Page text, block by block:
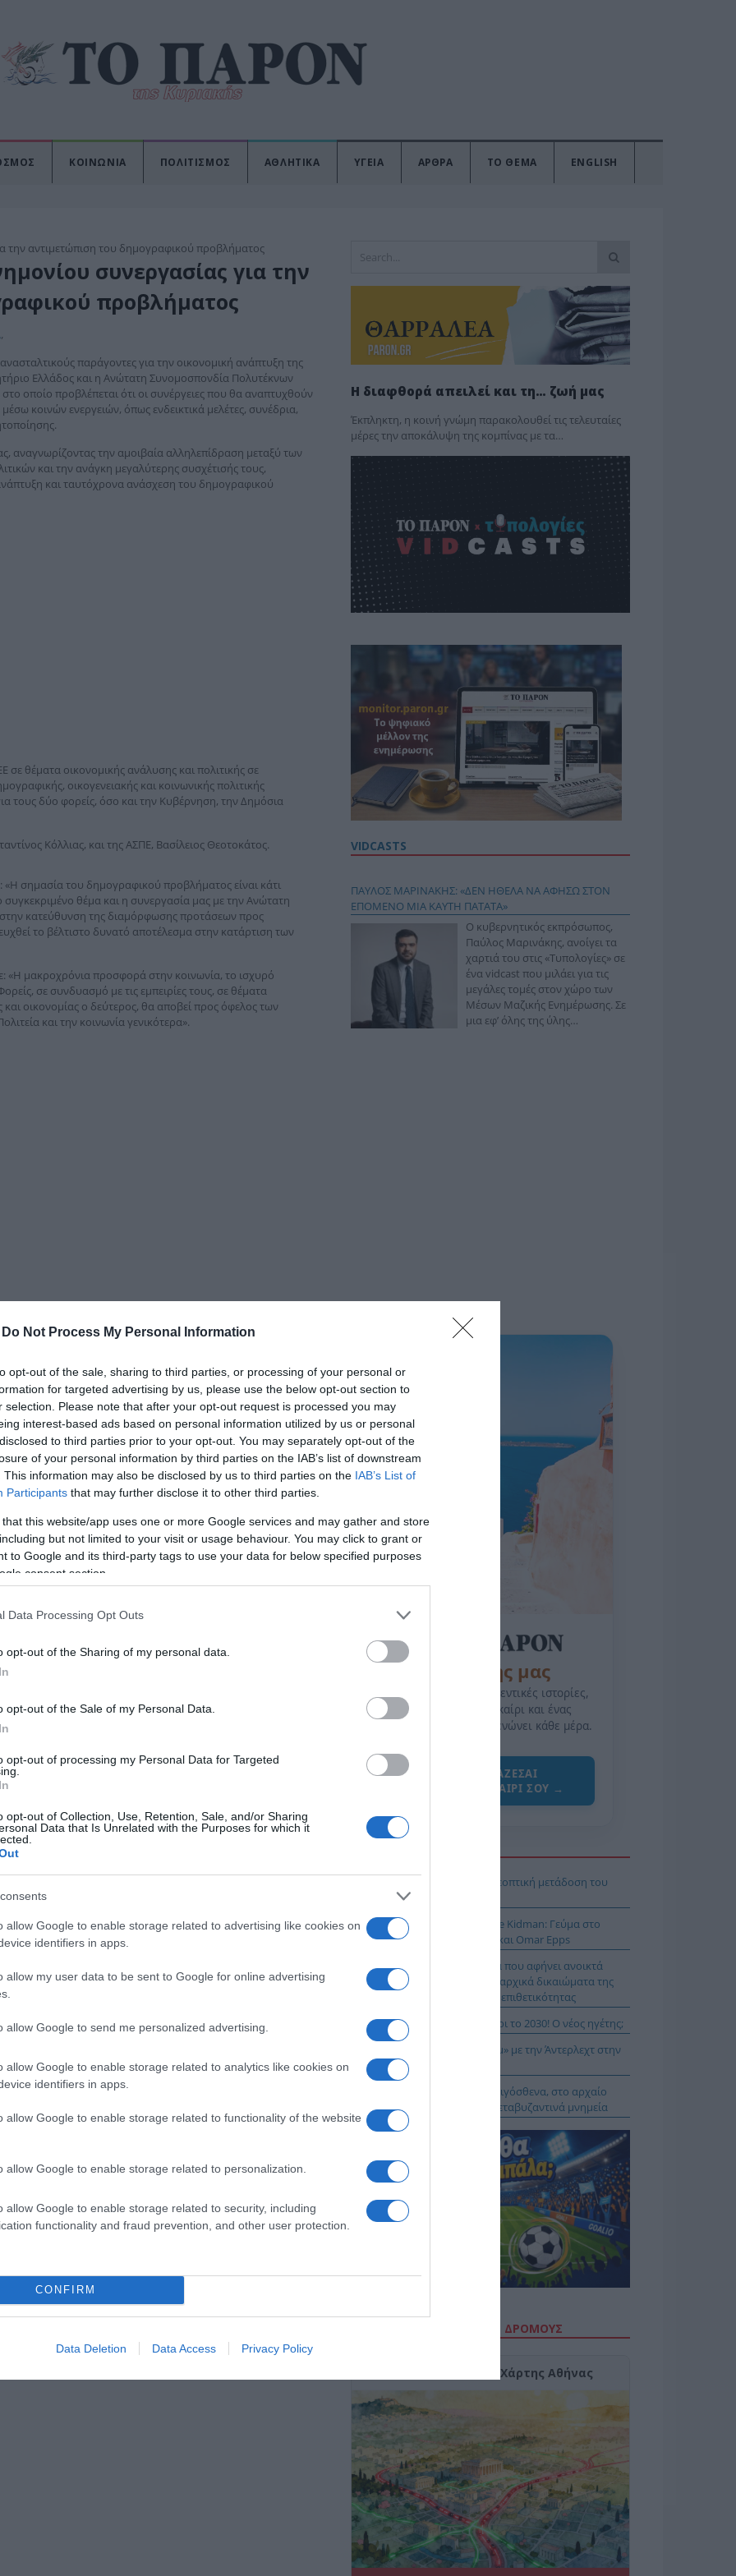
Do Not Process My Personal Information
opt-out of the sale, sharing to third parties, or processing of your personal or
for targeted advertising by us, please use the below opt-out section to
selection. Please note that after your opt-out request is processed you may
interest-based ads based on personal information utilized by us or personal
to third parties prior to your opt-out. You may separately opt-out of the
of your personal information by third parties on the IAB’s list of downstream
This information may also be disclosed by us to third parties on the IAB’s List of
Participants that may further disclose it to other third parties.
that this website/app uses one or more Google services and may gather and store
but not limited to your visit or usage behaviour. You may click to grant or
to Google and its third-party tags to use your data for below specified purposes
consent section.
Data Processing Opt Outs
opt-out of the Sharing of my personal data.
opt-out of the Sale of my Personal Data.
opt-out of processing my Personal Data for Targeted
opt-out of Collection, Use, Retention, Sale, and/or Sharing
Data that Is Unrelated with the Purposes for which it
allow Google to enable storage related to advertising like cookies on
identifiers in apps.
allow my user data to be sent to Google for online advertising
allow Google to send me personalized advertising.
allow Google to enable storage related to analytics like cookies on
identifiers in apps.
allow Google to enable storage related to functionality of the website
allow Google to enable storage related to personalization.
allow Google to enable storage related to security, including
functionality and fraud prevention, and other user protection.
CONFIRM
Data Deletion Data Access Privacy Policy
ΚΟΙΝΩΝΙΑ ΠΟΛΙΤΙΣΜΟΣ ΑΘΛΗΤΙΚΑ ΥΓΕΙΑ ΑΡΘΡΑ ΤΟ ΘΕΜΑ ENGLISH
συνεργασίας για την
προβλήματος
,
παράγοντες για την οικονομική ανάπτυξη της
Ελλάδος και η Ανώτατη Συνομοσπονδία Πολυτέκνων
οποίο προβλέπεται ότι οι συνέργειες που θα αναπτυχθούν
κοινών ενεργειών, όπως ενδεικτικά μελέτες, συνέδρια,
αναγνωρίζοντας την αμοιβαία αλληλεπίδραση μεταξύ των
και την ανάγκη μεγαλύτερης συσχέτισής τους,
και ταυτόχρονα ανάσχεση του δημογραφικού
σε θέματα οικονομικής ανάλυσης και πολιτικής σε
οικογενειακής και κοινωνικής πολιτικής
τους δύο φορείς, όσο και την Κυβέρνηση, την Δημόσια
Κόλλιας, και της ΑΣΠΕ, Βασίλειος Θεοτοκάτος.
σημασία του δημογραφικού προβλήματος είναι κάτι
θέμα και η συνεργασία μας με την Ανώτατη
κατεύθυνση της διαμόρφωσης προτάσεων προς
το βέλτιστο δυνατό αποτέλεσμα στην κατάρτιση των
«Η μακροχρόνια προσφορά στην κοινωνία, το ισχυρό
σε συνδυασμό με τις εμπειρίες τους, σε θέματα
οικονομίας ο δεύτερος, θα αποβεί προς όφελος των
και την κοινωνία γενικότερα».
Κίνδυνος-θάνατος οι σκαλωσιές
ό,τι πιο chic για τα beach looks σου
Πώς να φτιάξεις το αγαπημένο φαγητό
Τηλεοπτικά «Μαγειρέματα», Ψηφιακοί
Πόλεμοι και ένα… Τσουνάμι Αλλαγών: Η
των Ελληνικών Media
ΤΣΟΥΝΑΜΙ ψηφιακής οργής…
συμπαρασύρει την κυβέρνηση
Ο καιρός των επομένων ημερών:
βοριάδες και σταδιακή άνοδο της
θερμοκρασίας
Η διαφθορά απειλεί και τη… ζωή μας
Έκπληκτη, η κοινή γνώμη παρακολουθεί τις τελευταίες
μέρες την αποκάλυψη της κο­μπίνας με τα…
VIDCASTS
ΠΑΥΛΟΣ ΜΑΡΙΝΑΚΗΣ: «ΔΕΝ ΗΘΕΛΑ ΝΑ ΑΦΗΣΩ ΣΤΟΝ
ΕΠΟΜΕΝΟ ΜΙΑ ΚΑΥΤΗ ΠΑΤΑΤΑ»
Ο κυβερνητικός εκπρόσωπος,
Παύλος Μαρινάκης, ανοίγει τα
χαρτιά του στις «Τυπολογίες» σε
ένα vidcast που μιλάει για τις
μεγάλες τομές στον χώρο των
Μέσων Μαζικής Ενημέρωσης. Σε
μια εφ’ όλης της ύλης
της Ζωής μας
Οι άνθρωποι, οι αυθεντικές ιστορίες,
το ελληνικό καλοκαίρι και ένας
πολιτισμός που μας ενώνει κάθε μέρα.
ΌΣΑ ΧΡΕΙΆΖΕΣΑΙ
ΓΙΑ ΤΟ ΚΑΛΟΚΑΊΡΙ ΣΟΥ →
ΠΑΟΚ – Άντερλεχτ LIVE: Η τηλεοπτική μετάδοση του
αγώνα (OPEN)
Στη Μύκονο βρίσκεται η Nicole Kidman: Γεύμα στο
Nammos μαζί με Zoe Saldaña και Omar Epps
Ρένα Δούρου: Θολή συμφωνία που αφήνει ανοικτά
ερωτήματα σχετικά με τα κυριαρχικά δικαιώματα της
Ελλάδας έναντι της τουρκικής επιθετικότητας
Ο Μιλάν Βιτάλις στην ΑΕΚ μέχρι το 2030! Ο νέος ηγέτης;
PAOK On Fire: Ψάχνει το «μπαμ» με την Άντερλεχτ στην
Τούμπα!
Λίνα Μενδώνη: Αυτοψία στα Αιγόσθενα, στο αρχαίο
φρούριο, στα βυζαντινά και μεταβυζαντινά μνημεία
ΔΕΙΤΕ ΤΗΝ ΚΙΝΗΣΗ ΣΤΟΥΣ ΔΡΌΜΟΥΣ
Κίνηση Τώρα: Live Χάρτης Αθήνας